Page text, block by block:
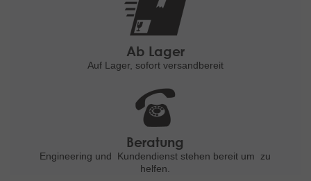
Ab Lager
Auf Lager, sofort versandbereit
Beratung
Engineering und Kundendienst stehen bereit um
zu
helfen.